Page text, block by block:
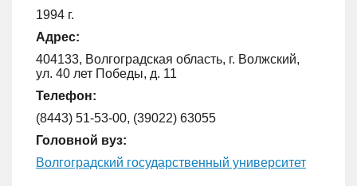
1994 г.
Адрес:
404133, Волгоградская область, г. Волжский,
ул. 40 лет Победы, д. 11
Телефон:
(8443) 51-53-00, (39022) 63055
Головной вуз:
Волгоградский государственный университет